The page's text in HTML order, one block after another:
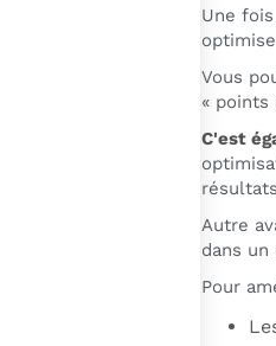
Une
Vous
« points
C'est
Autre
dans
Pour